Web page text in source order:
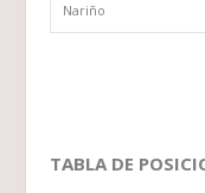
Nariño
TABLA DE